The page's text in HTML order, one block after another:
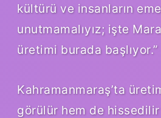
kültürü ve insanların
unutmamalıyız; işte
üretimi burada başlıyor.”
Kahramanmaraş’ta
görülür hem de